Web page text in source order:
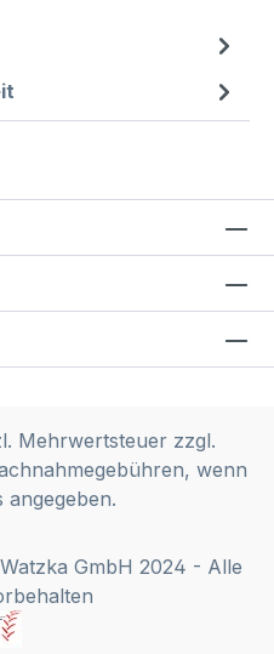
Mehrwertsteuer zzgl.
wenn
angegeben.
GmbH 2024 - Alle